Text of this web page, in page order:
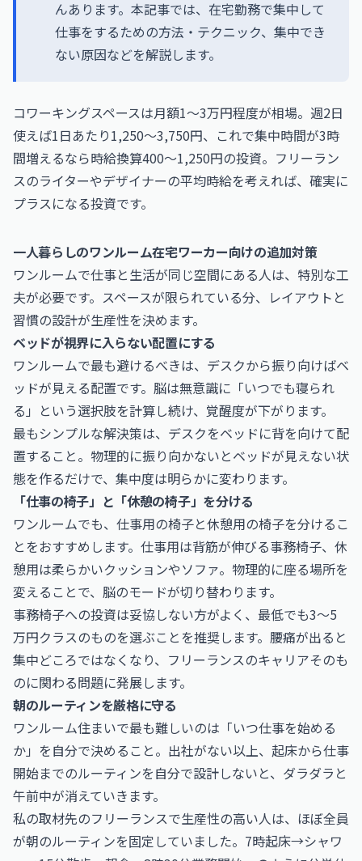
んあります。本記事では、在宅勤務で集中して
仕事をするための方法・テクニック、集中でき
ない原因などを解説します。
コワーキングスペースは月額1〜3万円程度が相場。週2日
使えば1日あたり1,250〜3,750円、これで集中時間が3時
間増えるなら時給換算400〜1,250円の投資。フリーラン
スのライターやデザイナーの平均時給を考えれば、確実に
プラスになる投資です。
一人暮らしのワンルーム在宅ワーカー向けの追加対策
ワンルームで仕事と生活が同じ空間にある人は、特別な工
夫が必要です。スペースが限られている分、レイアウトと
習慣の設計が生産性を決めます。
ベッドが視界に入らない配置にする
ワンルームで最も避けるべきは、デスクから振り向けばベ
ッドが見える配置です。脳は無意識に「いつでも寝られ
る」という選択肢を計算し続け、覚醒度が下がります。
最もシンプルな解決策は、デスクをベッドに背を向けて配
置すること。物理的に振り向かないとベッドが見えない状
態を作るだけで、集中度は明らかに変わります。
「仕事の椅子」と「休憩の椅子」を分ける
ワンルームでも、仕事用の椅子と休憩用の椅子を分けるこ
とをおすすめします。仕事用は背筋が伸びる事務椅子、休
憩用は柔らかいクッションやソファ。物理的に座る場所を
変えることで、脳のモードが切り替わります。
事務椅子への投資は妥協しない方がよく、最低でも3〜5
万円クラスのものを選ぶことを推奨します。腰痛が出ると
集中どころではなくなり、フリーランスのキャリアそのも
のに関わる問題に発展します。
朝のルーティンを厳格に守る
ワンルーム住まいで最も難しいのは「いつ仕事を始める
か」を自分で決めること。出社がない以上、起床から仕事
開始までのルーティンを自分で設計しないと、ダラダラと
午前中が消えていきます。
私の取材先のフリーランスで生産性の高い人は、ほぼ全員
が朝のルーティンを固定していました。7時起床→シャワ